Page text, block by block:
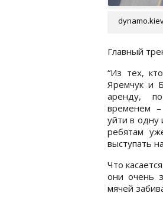
Главный
“Из тех,
Яремчук и
аренду,
временем
уйти в одну
ребятам
выступать
Что
они очень
мячей